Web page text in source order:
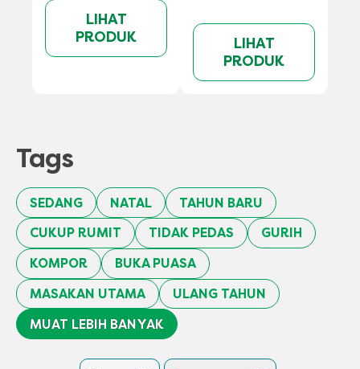
LIHAT
PRODUK
LIHAT
PRODUK
Tags
SEDANG NATAL
TAHUN BARU
CUKUP RUMIT
TIDAK PEDAS
GURIH
KOMPOR
BUKA PUASA
MASAKAN UTAMA
ULANG TAHUN
MUAT LEBIH BANYAK